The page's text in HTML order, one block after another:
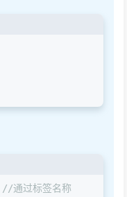
//通过标签名称